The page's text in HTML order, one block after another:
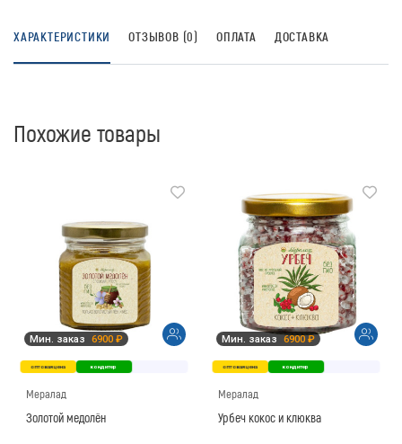
ХАРАКТЕРИСТИКИ ОТЗЫВОВ (0) ОПЛАТА ДОСТАВКА
Похожие товары
Мин. заказ 6900 ₽
оптовая цена кондитер
Мералад
Золотой медолён
Мин. заказ 6900 ₽
оптовая цена кондитер
Мералад
Урбеч кокос и клюква